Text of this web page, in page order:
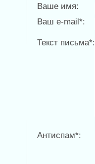
Ваше имя:
Ваш e-mail*:
Текст письма*:
Антиспам*: